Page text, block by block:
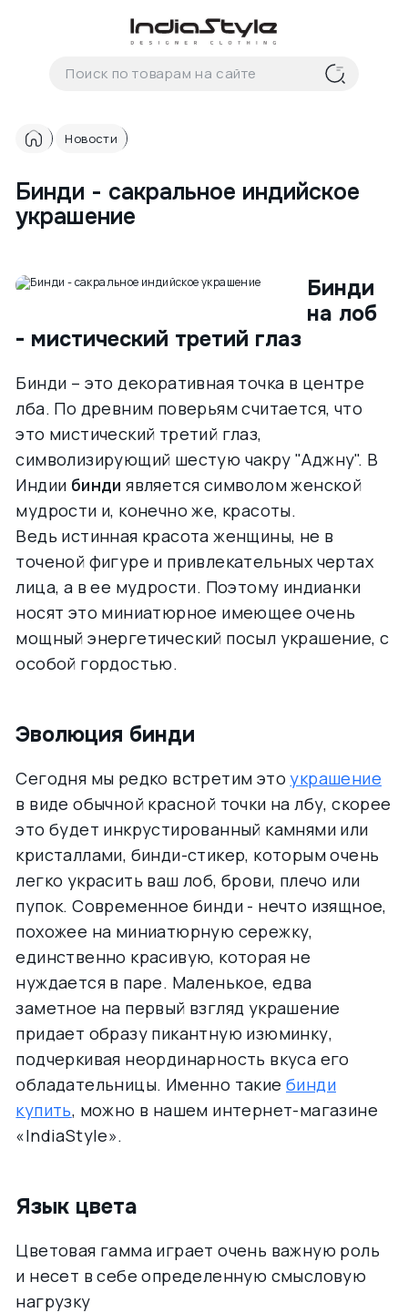
Корзина
В корзиненеттоваров
Корзина покупок пуста..
Новости
Бинди - сакральное индийское
украшение
Бинди
на лоб
- мистический третий глаз
Бинди – это декоративная точка в центре
лба. По древним поверьям считается, что
это мистический третий глаз,
символизирующий шестую чакру "Аджну". В
Индии бинди является символом женской
мудрости и, конечно же, красоты.
Ведь истинная красота женщины, не в
точеной фигуре и привлекательных чертах
лица, а в ее мудрости. Поэтому индианки
носят это миниатюрное имеющее очень
мощный энергетический посыл украшение, с
особой гордостью.
Эволюция бинди
Сегодня мы редко встретим это украшение
в виде обычной красной точки на лбу, скорее
это будет инкрустированный камнями или
кристаллами, бинди-стикер, которым очень
легко украсить ваш лоб, брови, плечо или
пупок. Современное бинди - нечто изящное,
похожее на миниатюрную сережку,
единственно красивую, которая не
нуждается в паре. Маленькое, едва
заметное на первый взгляд украшение
придает образу пикантную изюминку,
подчеркивая неординарность вкуса его
обладательницы. Именно такие бинди
купить, можно в нашем интернет-магазине
«IndiaStyle».
Язык цвета
Цветовая гамма играет очень важную роль
и несет в себе определенную смысловую
нагрузку